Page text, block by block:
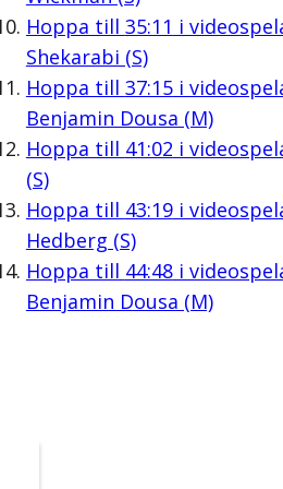
Hoppa till 35:11 i
Shekarabi (S)
Hoppa till 37:15i
Benjamin Dousa (M)
Hoppa till 41:02 i
(S)
Hoppa till 43:19i
Hedberg (S)
Hoppa till 44:48i
Benjamin Dousa (M)